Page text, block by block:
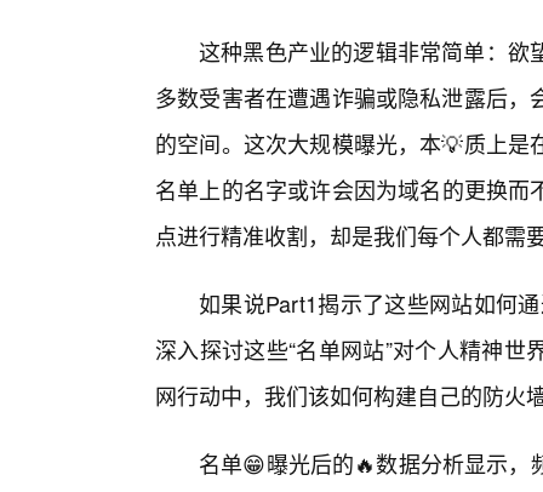
这种黑色产业的逻辑非常简单：欲
多数受害者在遭遇诈骗或隐私泄露后
的空间。这次大规模曝光，本💡质上
名单上的名字或许会因为域名的更换
点进行精准收割，却是我们每个人都需
如果说Part1揭示了这些网站如何
深入探讨这些“名单网站”对个人精神
网行动中，我们该如何构建自己的防火
名单😁曝光后的🔥数据分析显示